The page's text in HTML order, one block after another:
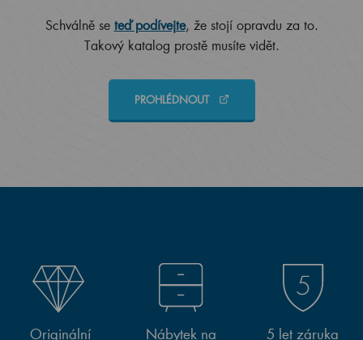
Schválně se teď podívejte, že stojí opravdu za to.
Takový katalog prostě musíte vidět.
PROHLÉDNOUT
Originální
Nábytek na
5 let záruka